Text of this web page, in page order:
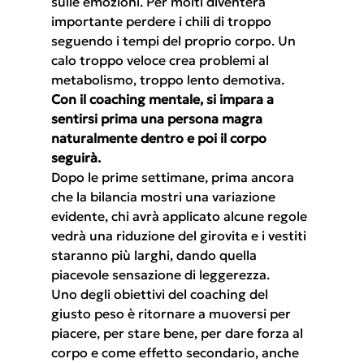
importante perdere i chili di troppo
seguendo i tempi del proprio corpo. Un
calo troppo veloce crea problemi al
metabolismo, troppo lento demotiva.
Con il coaching mentale, si impara a
sentirsi prima una persona magra
naturalmente dentro e poi il corpo
seguirà.
Dopo le prime settimane, prima ancora
che la bilancia mostri una variazione
evidente, chi avrà applicato alcune regole
vedrà una riduzione del girovita e i vestiti
staranno più larghi, dando quella
piacevole sensazione di leggerezza.
Uno degli obiettivi del coaching del
giusto peso è ritornare a muoversi per
piacere, per stare bene, per dare forza al
corpo e come effetto secondario, anche